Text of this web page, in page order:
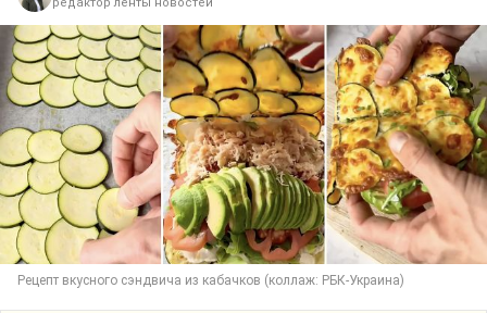
Рецепт вкусного сэндвича из кабачков (коллаж: РБК-Украина)